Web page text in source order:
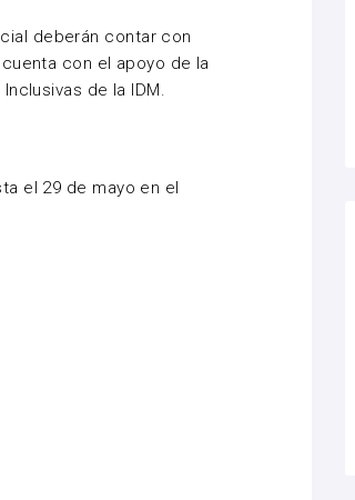
deberán contar con
con el apoyo de la
de la IDM.
el 29 de mayo en el